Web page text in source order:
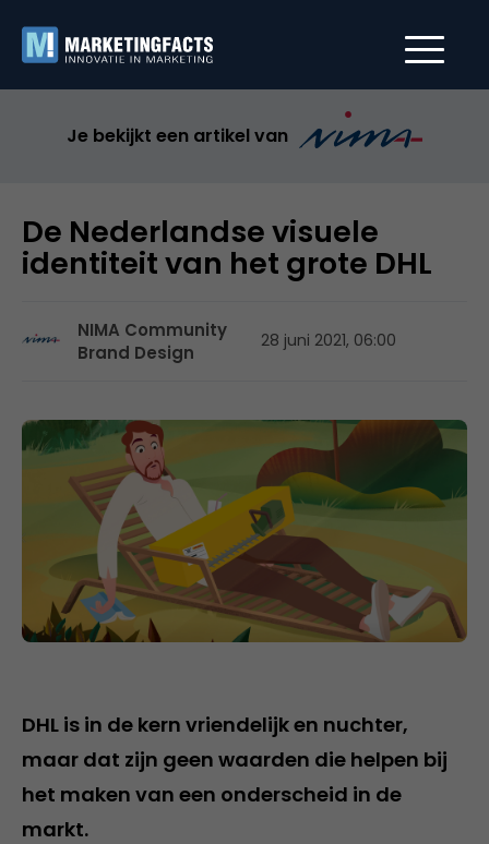
Je bekijkt een artikel van
De Nederlandse visuele
identiteit van het grote DHL
NIMA Community
Brand Design
28 juni 2021, 06:00
DHL is in de kern vriendelijk en nuchter,
maar dat zijn geen waarden die helpen bij
het maken van een onderscheid in de
markt.